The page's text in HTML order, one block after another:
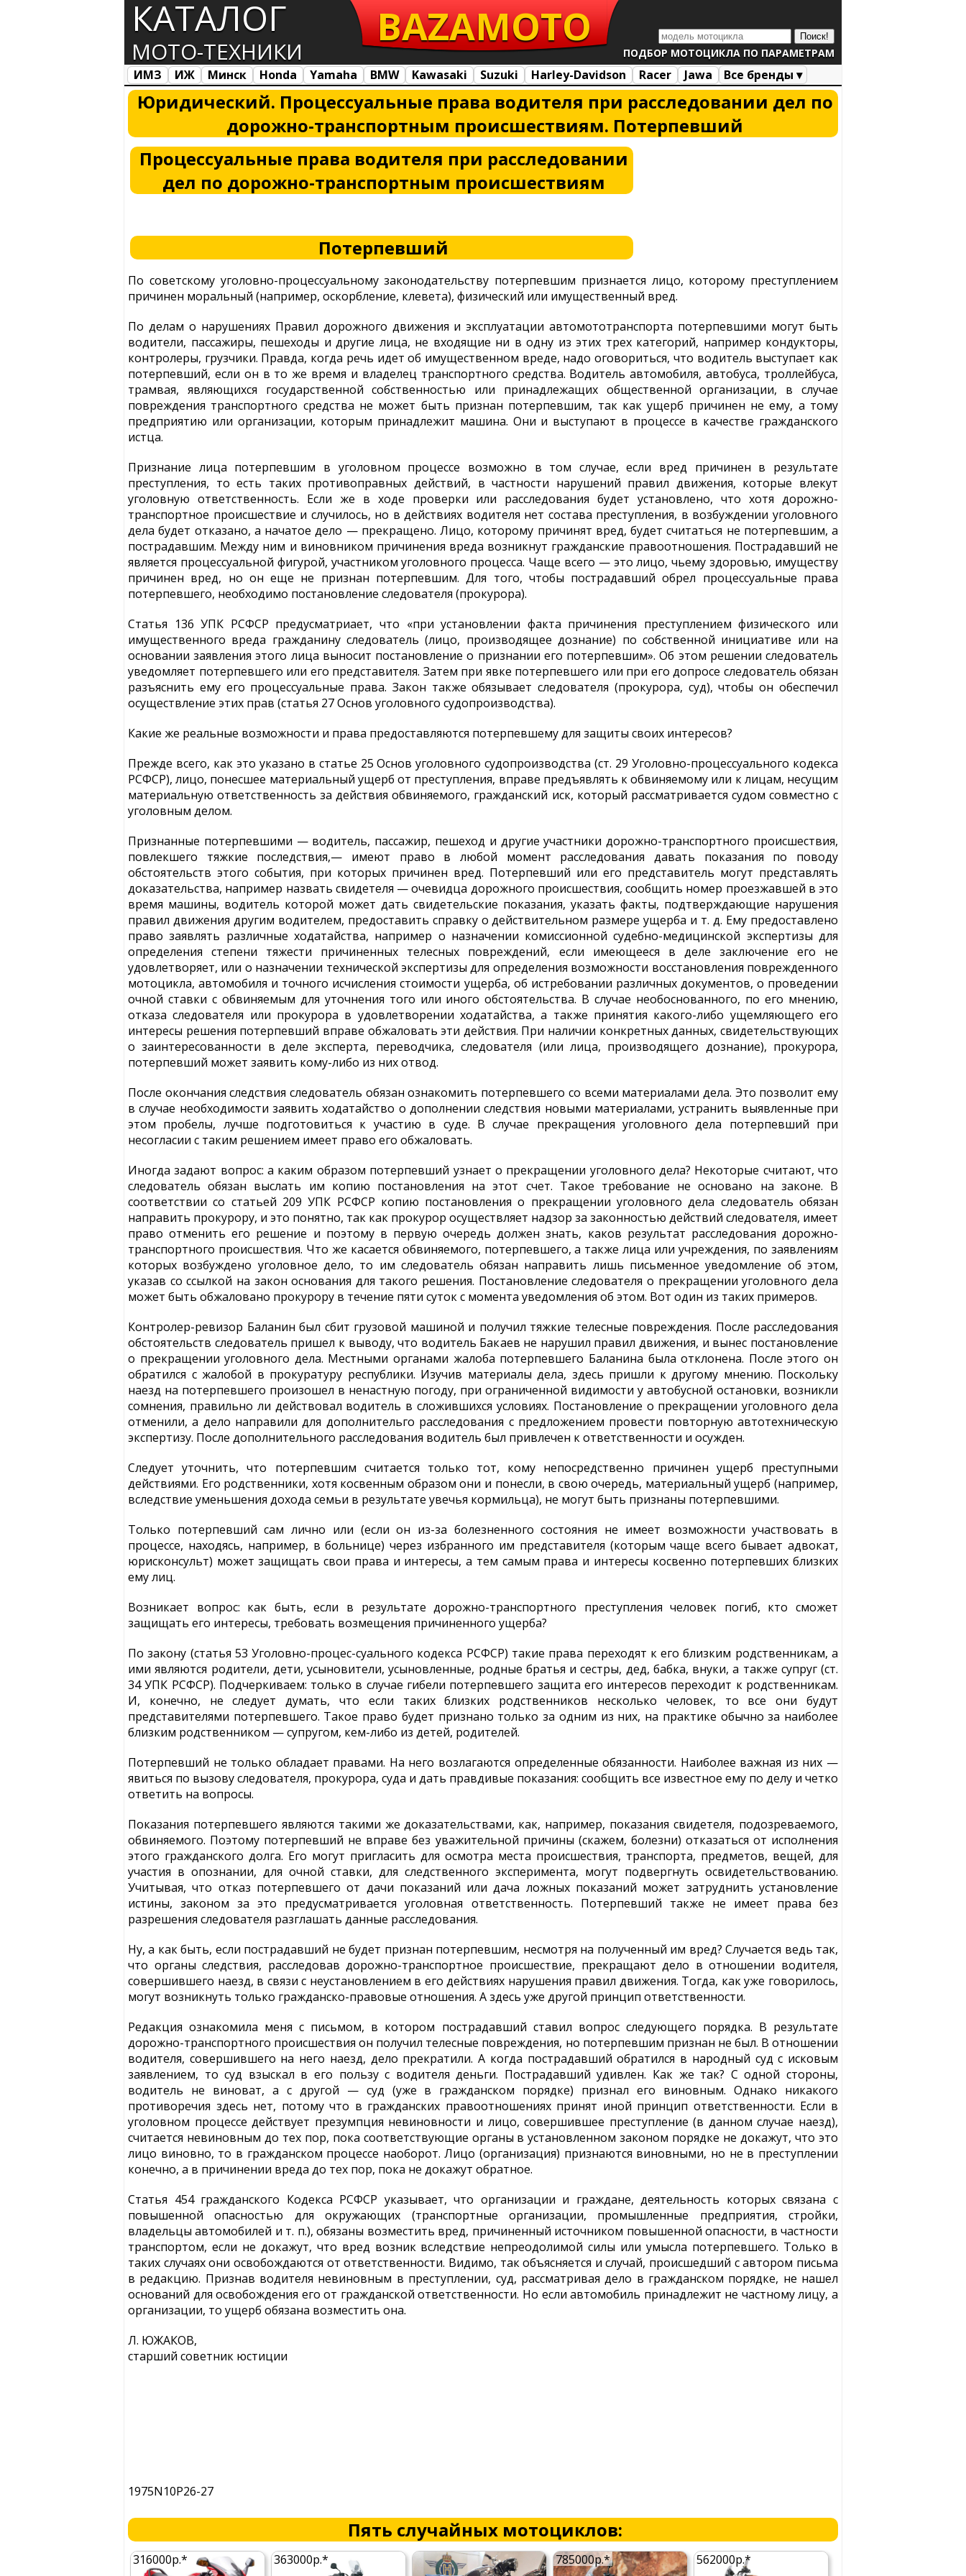
КАТАЛОГ
МОТО-ТЕХНИКИ ПОДБОР МОТОЦИКЛА ПО ПАРАМЕТРАМ
BAZAMOTO
ИМЗ ИЖ Минск Honda Yamaha BMW Kawasaki Suzuki Harley-Davidson Racer Jawa
Все бренды ▾
Все марки
Загрузка...
Юридический. Процессуальные права водителя при расследовании дел по
дорожно-транспортным происшествиям. Потерпевший
Процессуальные права водителя при расследовании
дел по дорожно-транспортным происшествиям
Потерпевший
По советскому уголовно-процессуальному законодательству потерпевшим признается лицо, которому преступлением
причинен моральный (например, оскорбление, клевета), физический или имущественный вред.
По делам о нарушениях Правил дорожного движения и эксплуатации автомототранспорта потерпевшими могут быть
водители, пассажиры, пешеходы и другие лица, не входящие ни в одну из этих трех категорий, например кондукторы,
контролеры, грузчики. Правда, когда речь идет об имущественном вреде, надо оговориться, что водитель выступает как
потерпевший, если он в то же время и владелец транспортного средства. Водитель автомобиля, автобуса, троллейбуса,
трамвая, являющихся государственной собственностью или принадлежащих общественной организации, в случае
повреждения транспортного средства не может быть признан потерпевшим, так как ущерб причинен не ему, а тому
предприятию или организации, которым принадлежит машина. Они и выступают в процессе в качестве гражданского
истца.
Признание лица потерпевшим в уголовном процессе возможно в том случае, если вред причинен в результате
преступления, то есть таких противоправных действий, в частности нарушений правил движения, которые влекут
уголовную ответственность. Если же в ходе проверки или расследования будет установлено, что хотя дорожно-
транспортное происшествие и случилось, но в действиях водителя нет состава преступления, в возбуждении уголовного
дела будет отказано, а начатое дело — прекращено. Лицо, которому причинят вред, будет считаться не потерпевшим, а
пострадавшим. Между ним и виновником причинения вреда возникнут гражданские правоотношения. Пострадавший не
является процессуальной фигурой, участником уголовного процесса. Чаще всего — это лицо, чьему здоровью, имуществу
причинен вред, но он еще не признан потерпевшим. Для того, чтобы пострадавший обрел процессуальные права
потерпевшего, необходимо постановление следователя (прокурора).
Статья 136 УПК РСФСР предусматриает, что «при установлении факта причинения преступлением физического или
имущественного вреда гражданину следователь (лицо, производящее дознание) по собственной инициативе или на
основании заявления этого лица выносит постановление о признании его потерпевшим». Об этом решении следователь
уведомляет потерпевшего или его представителя. Затем при явке потерпевшего или при его допросе следователь обязан
разъяснить ему его процессуальные права. Закон также обязывает следователя (прокурора, суд), чтобы он обеспечил
осуществление этих прав (статья 27 Основ уголовного судопроизводства).
Какие же реальные возможности и права предоставляются потерпевшему для защиты своих интересов?
Прежде всего, как это указано в статье 25 Основ уголовного судопроизводства (ст. 29 Уголовно-процессуального кодекса
РСФСР), лицо, понесшее материальный ущерб от преступления, вправе предъявлять к обвиняемому или к лицам, несущим
материальную ответственность за действия обвиняемого, гражданский иск, который рассматривается судом совместно с
уголовным делом.
Признанные потерпевшими — водитель, пассажир, пешеход и другие участники дорожно-транспортного происшествия,
повлекшего тяжкие последствия,— имеют право в любой момент расследования давать показания по поводу
обстоятельств этого события, при которых причинен вред. Потерпевший или его представитель могут представлять
доказательства, например назвать свидетеля — очевидца дорожного происшествия, сообщить номер проезжавшей в это
время машины, водитель которой может дать свидетельские показания, указать факты, подтверждающие нарушения
правил движения другим водителем, предоставить справку о действительном размере ущерба и т. д. Ему предоставлено
право заявлять различные ходатайства, например о назначении комиссионной судебно-медицинской экспертизы для
определения степени тяжести причиненных телесных повреждений, если имеющееся в деле заключение его не
удовлетворяет, или о назначении технической экспертизы для определения возможности восстановления поврежденного
мотоцикла, автомобиля и точного исчисления стоимости ущерба, об истребовании различных документов, о проведении
очной ставки с обвиняемым для уточнения того или иного обстоятельства. В случае необоснованного, по его мнению,
отказа следователя или прокурора в удовлетворении ходатайства, а также принятия какого-либо ущемляющего его
интересы решения потерпевший вправе обжаловать эти действия. При наличии конкретных данных, свидетельствующих
о заинтересованности в деле эксперта, переводчика, следователя (или лица, производящего дознание), прокурора,
потерпевший может заявить кому-либо из них отвод.
После окончания следствия следователь обязан ознакомить потерпевшего со всеми материалами дела. Это позволит ему
в случае необходимости заявить ходатайство о дополнении следствия новыми материалами, устранить выявленные при
этом пробелы, лучше подготовиться к участию в суде. В случае прекращения уголовного дела потерпевший при
несогласии с таким решением имеет право его обжаловать.
Иногда задают вопрос: а каким образом потерпевший узнает о прекращении уголовного дела? Некоторые считают, что
следователь обязан выслать им копию постановления на этот счет. Такое требование не основано на законе. В
соответствии со статьей 209 УПК РСФСР копию постановления о прекращении уголовного дела следователь обязан
направить прокурору, и это понятно, так как прокурор осуществляет надзор за законностью действий следователя, имеет
право отменить его решение и поэтому в первую очередь должен знать, каков результат расследования дорожно-
транспортного происшествия. Что же касается обвиняемого, потерпевшего, а также лица или учреждения, по заявлениям
которых возбуждено уголовное дело, то им следователь обязан направить лишь письменное уведомление об этом,
указав со ссылкой на закон основания для такого решения. Постановление следователя о прекращении уголовного дела
может быть обжаловано прокурору в течение пяти суток с момента уведомления об этом. Вот один из таких примеров.
Контролер-ревизор Баланин был сбит грузовой машиной и получил тяжкие телесные повреждения. После расследования
обстоятельств следователь пришел к выводу, что водитель Бакаев не нарушил правил движения, и вынес постановление
о прекращении уголовного дела. Местными органами жалоба потерпевшего Баланина была отклонена. После этого он
обратился с жалобой в прокуратуру республики. Изучив материалы дела, здесь пришли к другому мнению. Поскольку
наезд на потерпевшего произошел в ненастную погоду, при ограниченной видимости у автобусной остановки, возникли
сомнения, правильно ли действовал водитель в сложившихся условиях. Постановление о прекращении уголовного дела
отменили, а дело направили для дополнительго расследования с предложением провести повторную автотехническую
экспертизу. После дополнительного расследования водитель был привлечен к ответственности и осужден.
Следует уточнить, что потерпевшим считается только тот, кому непосредственно причинен ущерб преступными
действиями. Его родственники, хотя косвенным образом они и понесли, в свою очередь, материальный ущерб (например,
вследствие уменьшения дохода семьи в результате увечья кормильца), не могут быть признаны потерпевшими.
Только потерпевший сам лично или (если он из-за болезненного состояния не имеет возможности участвовать в
процессе, находясь, например, в больнице) через избранного им представителя (которым чаще всего бывает адвокат,
юрисконсульт) может защищать свои права и интересы, а тем самым права и интересы косвенно потерпевших близких
ему лиц.
Возникает вопрос: как быть, если в результате дорожно-транспортного преступления человек погиб, кто сможет
защищать его интересы, требовать возмещения причиненного ущерба?
По закону (статья 53 Уголовно-процес-суального кодекса РСФСР) такие права переходят к его близким родственникам, а
ими являются родители, дети, усыновители, усыновленные, родные братья и сестры, дед, бабка, внуки, а также супруг (ст.
34 УПК РСФСР). Подчеркиваем: только в случае гибели потерпевшего защита его интересов переходит к родственникам.
И, конечно, не следует думать, что если таких близких родственников несколько человек, то все они будут
представителями потерпевшего. Такое право будет признано только за одним из них, на практике обычно за наиболее
близким родственником — супругом, кем-либо из детей, родителей.
Потерпевший не только обладает правами. На него возлагаются определенные обязанности. Наиболее важная из них —
явиться по вызову следователя, прокурора, суда и дать правдивые показания: сообщить все известное ему по делу и четко
ответить на вопросы.
Показания потерпевшего являются такими же доказательствами, как, например, показания свидетеля, подозреваемого,
обвиняемого. Поэтому потерпевший не вправе без уважительной причины (скажем, болезни) отказаться от исполнения
этого гражданского долга. Его могут пригласить для осмотра места происшествия, транспорта, предметов, вещей, для
участия в опознании, для очной ставки, для следственного эксперимента, могут подвергнуть освидетельствованию.
Учитывая, что отказ потерпевшего от дачи показаний или дача ложных показаний может затруднить установление
истины, законом за это предусматривается уголовная ответственность. Потерпевший также не имеет права без
разрешения следователя разглашать данные расследования.
Ну, а как быть, если пострадавший не будет признан потерпевшим, несмотря на полученный им вред? Случается ведь так,
что органы следствия, расследовав дорожно-транспортное происшествие, прекращают дело в отношении водителя,
совершившего наезд, в связи с неустановлением в его действиях нарушения правил движения. Тогда, как уже говорилось,
могут возникнуть только гражданско-правовые отношения. А здесь уже другой принцип ответственности.
Редакция ознакомила меня с письмом, в котором пострадавший ставил вопрос следующего порядка. В результате
дорожно-транспортного происшествия он получил телесные повреждения, но потерпевшим признан не был. В отношении
водителя, совершившего на него наезд, дело прекратили. А когда пострадавший обратился в народный суд с исковым
заявлением, то суд взыскал в его пользу с водителя деньги. Пострадавший удивлен. Как же так? С одной стороны,
водитель не виноват, а с другой — суд (уже в гражданском порядке) признал его виновным. Однако никакого
противоречия здесь нет, потому что в гражданских правоотношениях принят иной принцип ответственности. Если в
уголовном процессе действует презумпция невиновности и лицо, совершившее преступление (в данном случае наезд),
считается невиновным до тех пор, пока соответствующие органы в установленном законом порядке не докажут, что это
лицо виновно, то в гражданском процессе наоборот. Лицо (организация) признаются виновными, но не в преступлении
конечно, а в причинении вреда до тех пор, пока не докажут обратное.
Статья 454 гражданского Кодекса РСФСР указывает, что организации и граждане, деятельность которых связана с
повышенной опасностью для окружающих (транспортные организации, промышленные предприятия, стройки,
владельцы автомобилей и т. п.), обязаны возместить вред, причиненный источником повышенной опасности, в частности
транспортом, если не докажут, что вред возник вследствие непреодолимой силы или умысла потерпевшего. Только в
таких случаях они освобождаются от ответственности. Видимо, так объясняется и случай, происшедший с автором письма
в редакцию. Признав водителя невиновным в преступлении, суд, рассматривая дело в гражданском порядке, не нашел
оснований для освобождения его от гражданской ответственности. Но если автомобиль принадлежит не частному лицу, а
организации, то ущерб обязана возместить она.
Л. ЮЖАКОВ,
старший советник юстиции
1975N10P26-27
Пять случайных мотоциклов:
316000р.* 363000р.* 785000р.* 562000р.*